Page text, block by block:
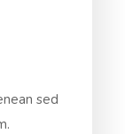
sed